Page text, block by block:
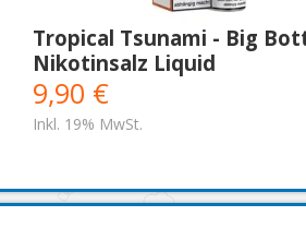
Tropical Tsunami - Big
Nikotinsalz Liquid
9,90 €
Inkl. 19% MwSt.